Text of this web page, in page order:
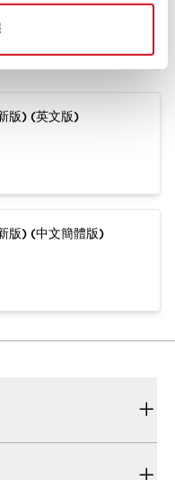
版) (英文版)
版) (中文簡體版)